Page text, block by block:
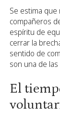
Se estima
compañeros
espíritu de
cerrar la
sentido de
son una de
El